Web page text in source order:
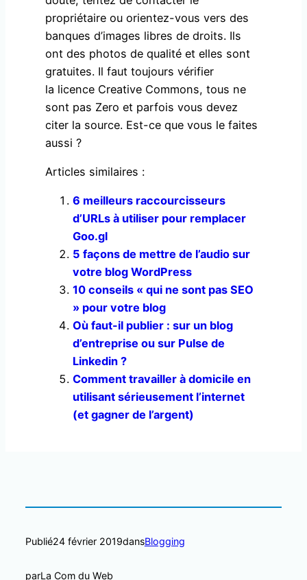
propriétaire ou orientez-vous vers des
banques d’images libres de droits. Ils
ont des photos de qualité et elles sont
gratuites. Il faut toujours vérifier
la licence Creative Commons, tous ne
sont pas Zero et parfois vous devez
citer la source. Est-ce que vous le faites
aussi ?
Articles similaires :
6 meilleurs raccourcisseurs
d’URLs à utiliser pour remplacer
Goo.gl
5 façons de mettre de l’audio sur
votre blog WordPress
10 conseils « qui ne sont pas SEO
» pour votre blog
Où faut-il publier : sur un blog
d’entreprise ou sur Pulse de
Linkedin ?
Comment travailler à domicile en
utilisant sérieusement l’internet
(et gagner de l’argent)
Publié24 février 2019dansBlogging
parLa Com du Web